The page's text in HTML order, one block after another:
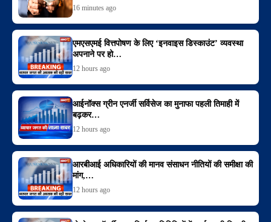
16 minutes ago
एमएसएमई वित्तपोषण के लिए ‘इनवाइस डिस्काउंट’ व्यवस्था
अपनाने पर हो…
12 hours ago
आईनॉक्स ग्रीन एनर्जी सर्विसेज का मुनाफा पहली तिमाही में
बढ़कर…
12 hours ago
आरबीआई अधिकारियों की मानव संसाधन नीतियों की समीक्षा की
मांग,…
12 hours ago